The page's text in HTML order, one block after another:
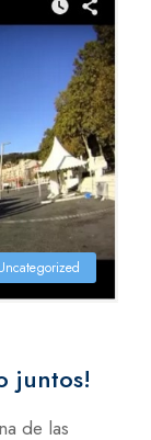
juntos!
de las